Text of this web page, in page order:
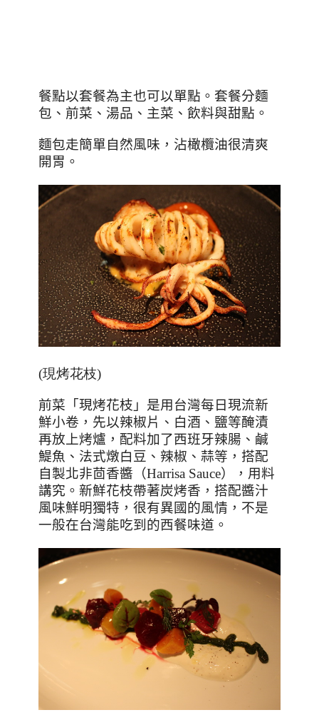
餐點以套餐為主也可以單點。套餐分麵
包、前菜、湯品、主菜、飲料與甜點。
麵包走簡單自然風味，沾橄欖油很清爽
開胃。
(現烤花枝)
前菜「現烤花枝」是用台灣每日現流新
鮮小卷，先以辣椒片、白酒、鹽等醃漬
再放上烤爐，配料加了西班牙辣腸、鹹
鯷魚、法式燉白豆、辣椒、蒜等，搭配
自製北非茴香醬（Harrisa Sauce），用料
講究。新鮮花枝帶著炭烤香，搭配醬汁
風味鮮明獨特，很有異國的風情，不是
一般在台灣能吃到的西餐味道。